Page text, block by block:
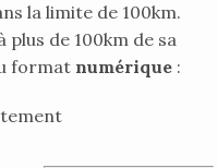
la limite de 100km.
de 100km de sa
format numérique: